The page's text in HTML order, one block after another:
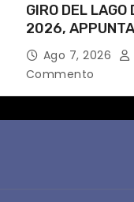
GIRO DEL LAGO
2026,
DOMENICA 16
Ago 7, 2026
Commento